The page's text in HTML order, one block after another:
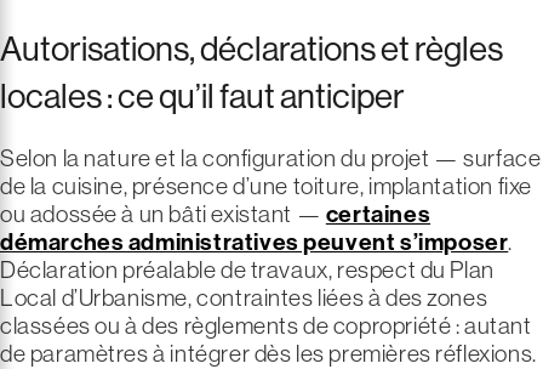
Autorisations, déclarations et règles
locales : ce qu’il faut anticiper
Selon la nature et la configuration du projet — surface
de la cuisine, présence d’une toiture, implantation fixe
ou adossée à un bâti existant — certaines
démarches administratives peuvent s’imposer.
Déclaration préalable de travaux, respect du Plan
Local d’Urbanisme, contraintes liées à des zones
classées ou à des règlements de copropriété : autant
de paramètres à intégrer dès les premières réflexions.